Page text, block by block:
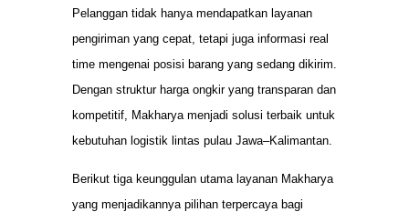
Pelanggan tidak hanya mendapatkan layanan
pengiriman yang cepat, tetapi juga informasi real
time mengenai posisi barang yang sedang dikirim.
Dengan struktur harga ongkir yang transparan dan
kompetitif, Makharya menjadi solusi terbaik untuk
kebutuhan logistik lintas pulau Jawa–Kalimantan.
Berikut tiga keunggulan utama layanan Makharya
yang menjadikannya pilihan terpercaya bagi